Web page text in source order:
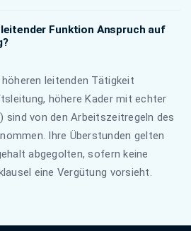
Funktion Anspruch auf
leitenden Tätigkeit
höhere Kader mit echter
sind von den Arbeitszeitregeln des
Ihre Überstunden gelten
abgegolten, sofern keine
eine Vergütung vorsieht.